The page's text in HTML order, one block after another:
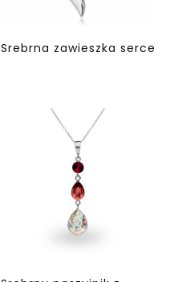
Srebrna zawieszka serce